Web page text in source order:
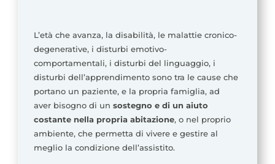
L’età che avanza, la disabilità, le malattie cronico-
degenerative, i disturbi emotivo-
comportamentali, i disturbi del linguaggio, i
disturbi dell’apprendimento sono tra le cause che
portano un paziente, e la propria famiglia, ad
aver bisogno di un sostegno e di un aiuto
costante nella propria abitazione, o nel proprio
ambiente, che permetta di vivere e gestire al
meglio la condizione dell’assistito.